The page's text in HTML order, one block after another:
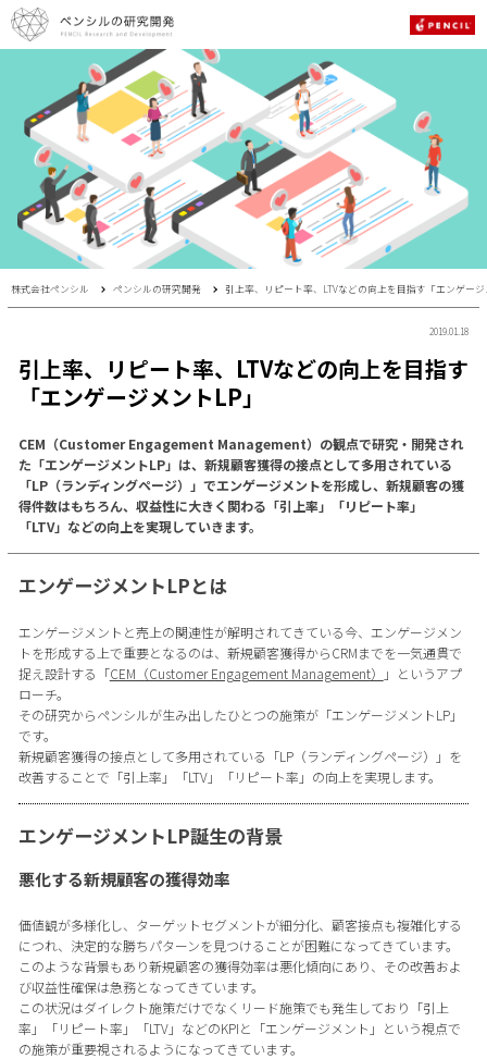
株式会社ペンシル ペンシルの研究開発 引上率、リピート率、LTVなどの向上を目指す「エンゲー
2019.01.18
引上率、リピート率、LTVなどの向上を目指す
「エンゲージメントLP」
CEM（Customer Engagement Management）の観点で研究・開発され
た「エンゲージメントLP」は、新規顧客獲得の接点として多用されている
「LP（ランディングページ）」でエンゲージメントを形成し、新規顧客の獲
得件数はもちろん、収益性に大きく関わる「引上率」「リピート率」
「LTV」などの向上を実現していきます。
エンゲージメントLPとは
エンゲージメントと売上の関連性が解明されてきている今、エンゲージメン
トを形成する上で重要となるのは、新規顧客獲得からCRMまでを一気通貫で
捉え設計する「CEM（Customer Engagement Management）
」というアプ
ローチ。
その研究からペンシルが生み出したひとつの施策が「エンゲージメントLP」
です。
新規顧客獲得の接点として多用されている「LP（ランディングページ）」を
改善することで「引上率」「LTV」「リピート率」の向上を実現します。
エンゲージメントLP誕生の背景
悪化する新規顧客の獲得効率
価値観が多様化し、ターゲットセグメントが細分化、顧客接点も複雑化する
につれ、決定的な勝ちパターンを見つけることが困難になってきています。
このような背景もあり新規顧客の獲得効率は悪化傾向にあり、その改善およ
び収益性確保は急務となってきています。
この状況はダイレクト施策だけでなくリード施策でも発生しており「引上
率」「リピート率」「LTV」などのKPIと「エンゲージメント」という視点で
の施策が重要視されるようになってきています。